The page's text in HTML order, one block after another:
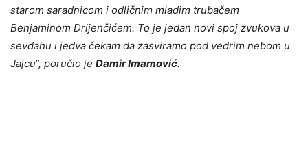
starom saradnicom i odličnim mladim trubačem
Benjaminom Drijenčićem. To je jedan novi spoj zvukova u
sevdahu i jedva čekam da zasviramo pod vedrim nebom u
Jajcu“, poručio je Damir Imamović.